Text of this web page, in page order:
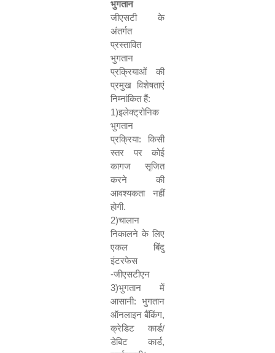
भुगतान
जीएसटी के
अंतर्गत
प्रस्तावित
भुगतान
प्रक्रियाओं की
प्रमुख विशेषताएं
निम्नांकित हैं:
1)इलेक्ट्रोनिक
भुगतान
प्रक्रिया: किसी
स्तर पर कोई
कागज सृजित
करने की
आवश्यकता नहीं
होगी.
2)चालान
निकालने के लिए
एकल बिंदु
इंटरफेस
-जीएसटीएन
3)भुगतान में
आसानी: भुगतान
ऑनलाइन बैंकिंग,
क्रेडिट कार्ड/
डेबिट कार्ड,